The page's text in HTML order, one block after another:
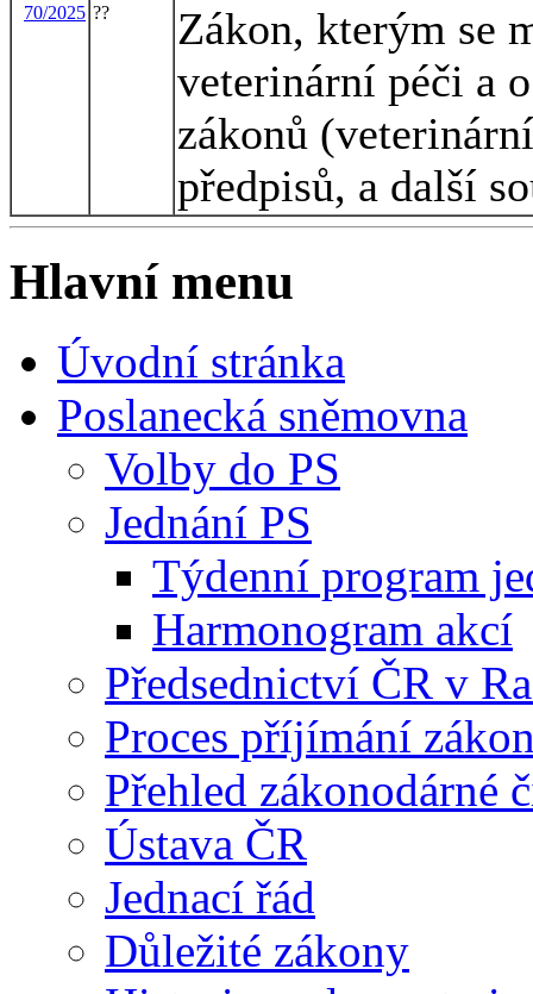
70/2025 ??
Zákon, kterým se
veterinární péči a
zákonů
předpisů, a další
Hlavní menu
Úvodní stránka
Poslanecká sněmovna
Volby do PS
Jednání PS
Týdenní program
Harmonogram akcí
Předsednictví ČR v
Proces příjímání
Přehled zákonodárné
Ústava ČR
Jednací řád
Důležité zákony